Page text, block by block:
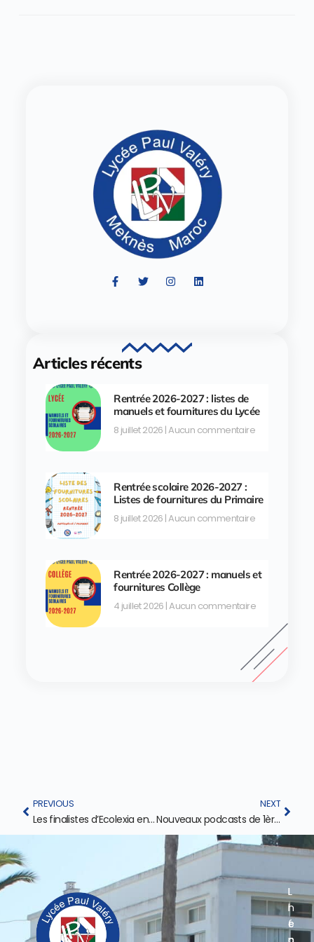
Articles récents
Rentrée 2026-2027 : listes de
manuels et fournitures du Lycée
8 juillet 2026 Aucun commentaire
Rentrée scolaire 2026-2027 :
Listes de fournitures du Primaire
8 juillet 2026 Aucun commentaire
Rentrée 2026-2027 : manuels et
fournitures Collège
4 juillet 2026 Aucun commentaire
PREVIOUS
Les finalistes d’Ecolexia en pleine préparation !
NEXT
Nouveaux podcasts de 1ère SES en ligne !
L
I
e
L
i
e
I
n
f